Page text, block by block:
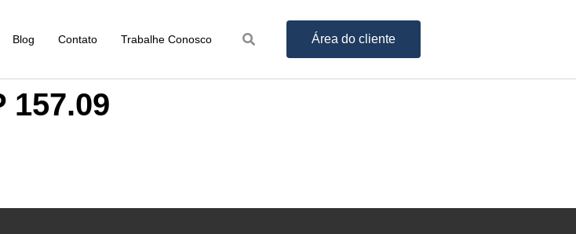
Blog Contato Trabalhe Conosco Área do cliente
157.09